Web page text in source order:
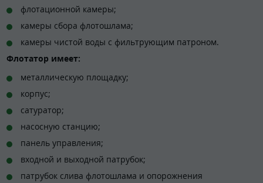
флотационной камеры;
камеры сбора флотошлама;
камеры чистой воды с фильтрующим патроном.
Флотатор имеет:
металлическую площадку;
корпус;
сатуратор;
насосную станцию;
панель управления;
входной и выходной патрубок;
патрубок слива флотошлама и опорожнения